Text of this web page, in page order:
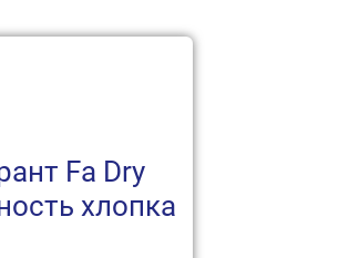
Fa Dry
хлопка